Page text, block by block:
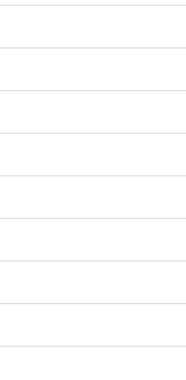
- metaal - K120